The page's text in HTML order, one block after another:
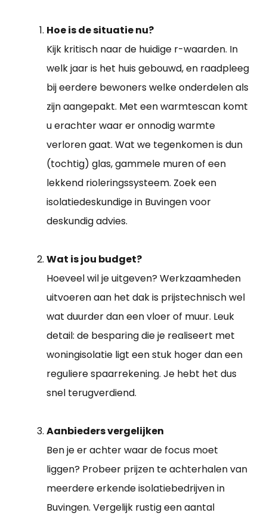
Hoe is de situatie nu?
Kijk kritisch naar de huidige r-waarden. In
welk jaar is het huis gebouwd, en raadpleeg
bij eerdere bewoners welke onderdelen als
zijn aangepakt. Met een warmtescan komt
u erachter waar er onnodig warmte
verloren gaat. Wat we tegenkomen is dun
(tochtig) glas, gammele muren of een
lekkend rioleringssysteem. Zoek een
isolatiedeskundige in Buvingen voor
deskundig advies.
Wat is jou budget?
Hoeveel wil je uitgeven? Werkzaamheden
uitvoeren aan het dak is prijstechnisch wel
wat duurder dan een vloer of muur. Leuk
detail: de besparing die je realiseert met
woningisolatie ligt een stuk hoger dan een
reguliere spaarrekening. Je hebt het dus
snel terugverdiend.
Aanbieders vergelijken
Ben je er achter waar de focus moet
liggen? Probeer prijzen te achterhalen van
meerdere erkende isolatiebedrijven in
Buvingen. Vergelijk rustig een aantal